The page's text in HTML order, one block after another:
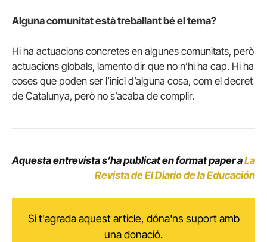
Alguna comunitat està treballant bé el tema?
Hi ha actuacions concretes en algunes comunitats, però
actuacions globals, lamento dir que no n’hi ha cap. Hi ha
coses que poden ser l’inici d’alguna cosa, com el decret
de Catalunya, però no s’acaba de complir.
Aquesta entrevista s’ha publicat en format paper aLa
Revista de El Diario de la Educación
Si t'agrada aquest article, dóna'ns suport amb
una donació.